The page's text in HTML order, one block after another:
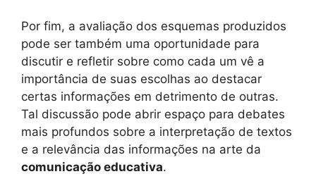
Por fim, a avaliação dos esquemas produzidos
pode ser também uma oportunidade para
discutir e refletir sobre como cada um vê a
importância de suas escolhas ao destacar
certas informações em detrimento de outras.
Tal discussão pode abrir espaço para debates
mais profundos sobre a interpretação de textos
e a relevância das informações na arte da
comunicação educativa.